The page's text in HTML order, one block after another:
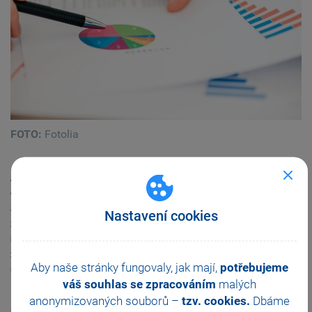
Nastavení cookies
Aby naše stránky fungovaly, jak mají, potřebujeme
váš souhlas se zpracováním malých
anonymizovaných souborů – tzv. cookies. Dbáme
FOTO: Fotolia
Andrej Babiš se svými argumenty vždy opíral
o chorvatský model elektronické evidence tržeb. Jak se
ale změnily výnos DPH a míra nezaměstnanosti po
zavedení EET v Chorvatsku? I v České republice je
zánik činnosti, proto je na místě zhodnotit zrovna tyto
ukazatele.
S odstupem času je ze statistik chorvatského Ministerstva